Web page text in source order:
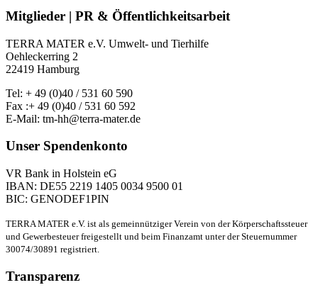
Mitglieder | PR & Öffentlichkeitsarbeit
TERRA MATER e.V. Umwelt- und Tierhilfe
Oehleckerring 2
22419 Hamburg
Tel: + 49 (0)40 / 531 60 590
Fax :+ 49 (0)40 / 531 60 592
E-Mail: tm-hh@terra-mater.de
Unser Spendenkonto
VR Bank in Holstein eG
IBAN: DE55 2219 1405 0034 9500 01
BIC: GENODEF1PIN
TERRA MATER e.V. ist als gemeinnütziger Verein von der Körperschaftssteuer
und Gewerbesteuer freigestellt und beim Finanzamt unter der Steuernummer
30074/30891 registriert.
Transparenz